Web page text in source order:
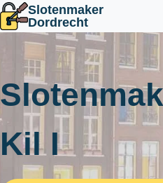
Slotenmaker
Dordrecht
Kil I